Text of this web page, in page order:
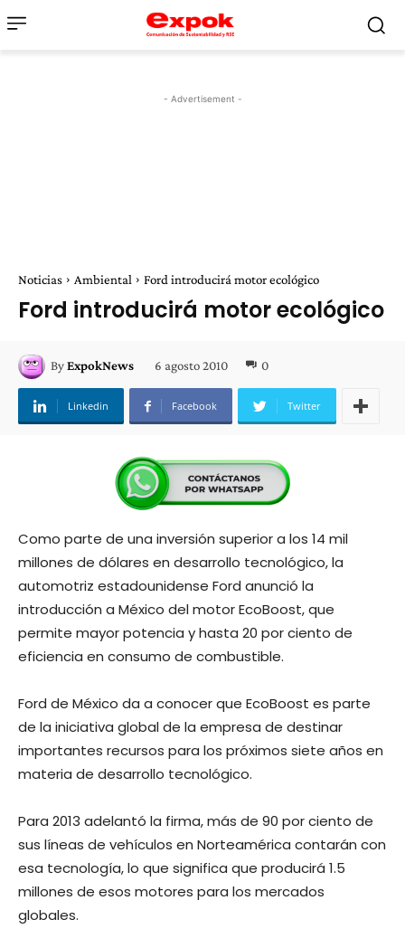
- Advertisement -
Noticias Ambiental Ford introducirá motor ecológico
Ford introducirá motor ecológico
ByExpokNews 6 agosto 2010 0
Linkedin Facebook Twitter
Como parte de una inversión superior a los 14 mil
millones de dólares en desarrollo tecnológico, la
automotriz estadounidense Ford anunció la
introducción a México del motor EcoBoost, que
permite mayor potencia y hasta 20 por ciento de
eficiencia en consumo de combustible.
Ford de México da a conocer que EcoBoost es parte
de la iniciativa global de la empresa de destinar
importantes recursos para los próximos siete años en
materia de desarrollo tecnológico.
Para 2013 adelantó la firma, más de 90 por ciento de
sus líneas de vehículos en Norteamérica contarán con
esa tecnología, lo que significa que producirá 1.5
millones de esos motores para los mercados
globales.